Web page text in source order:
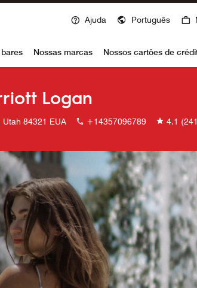
Ajuda Português
Nossas marcas Nossos cartões de
Logan
84321 EUA +14357096789 4.1